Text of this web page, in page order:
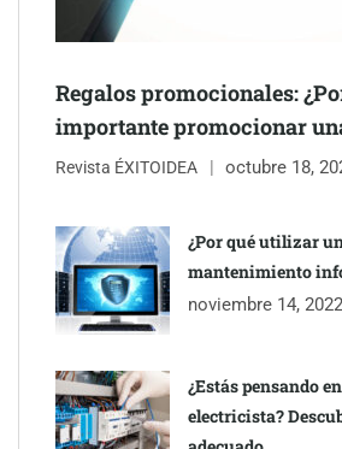
impermeabilización de las viviendas
Servimudanzas supera las 3.000 reseñas
mudanzas en Barcelona
Regalos promocionales:
importante promocionar
Revista ÉXITOIDEA octubre 18,
¿Por qué utilizar
mantenimiento
noviembre 14, 2022
¿Estás pensando
electricista?